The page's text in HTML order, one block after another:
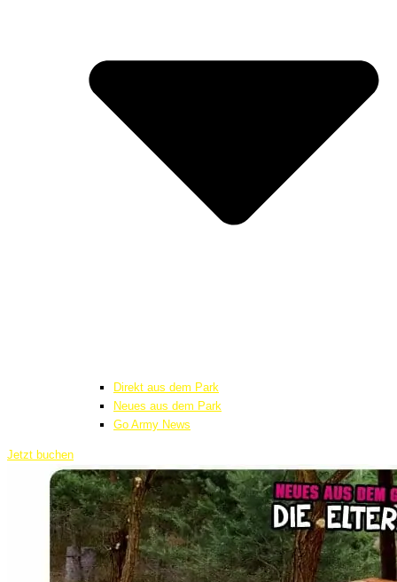
Direkt aus dem Park
Neues aus dem Park
Go Army News
Jetzt buchen